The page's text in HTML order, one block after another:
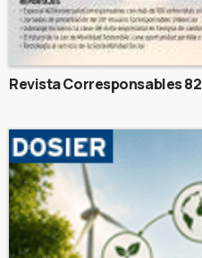
Revista Corresponsables 82